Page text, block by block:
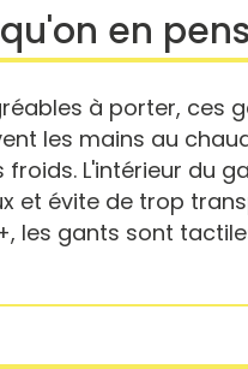
en
à porter, ces
les mains au
froids. L'intérieur du
et évite de trop
les gants sont